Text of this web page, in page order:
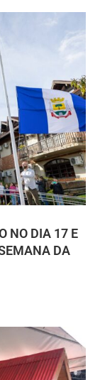
NO DIA 17 E
DA